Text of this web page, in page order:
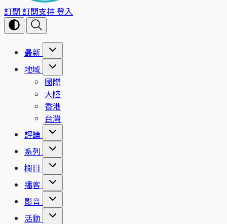
訂閱 訂閱支持登入
最新
地域
國際
大陸
香港
台灣
評論
系列
欄目
播客
影音
活動